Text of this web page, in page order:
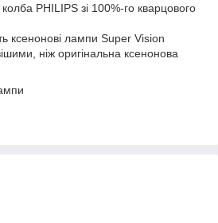
PHILIPS зі 100%-го кварцового
ксенонові лампи Super Vision
ніж оригінальна ксенонова